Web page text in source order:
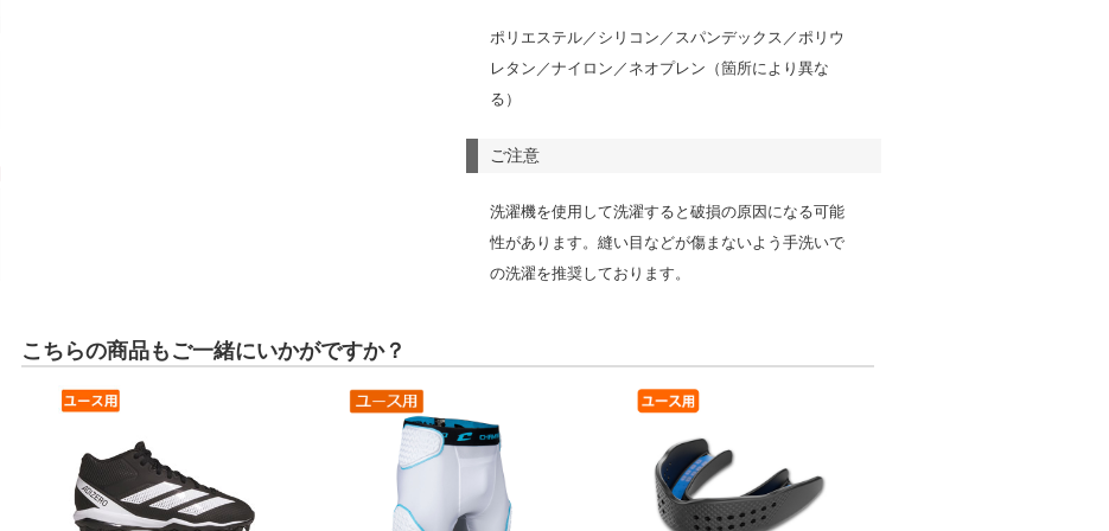
ポリエステル／シリコン／スパンデックス／ポリウ
レタン／ナイロン／ネオプレン（箇所により異な
る）
ご注意
洗濯機を使用して洗濯すると破損の原因になる可能
性があります。縫い目などが傷まないよう手洗いで
の洗濯を推奨しております。
こちらの商品もご一緒にいかがですか？